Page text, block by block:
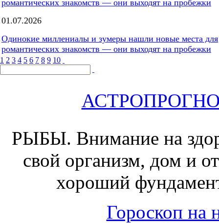
01.07.2026
Одинокие миллениалы и зумеры нашли новые места для
романтических знакомств — они выходят на пробежки
1 2 3 4 5 6 7 8 9 10
РЫБЫ. Внимание на
свой организм, дом и
хороший
Гороскоп на